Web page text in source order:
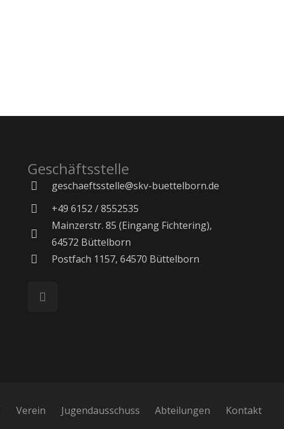
Geschäftsstelle
geschaeftsstelle@skv-buettelborn.de
+49 6152 / 8552535
Mainzerstr. 85 (Eingang Fichtering),
64572 Büttelborn
Postfach 1157, 64570 Büttelborn
Verein Jugendausschuss Abteilungen Kontakt